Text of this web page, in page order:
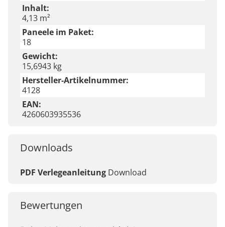
Inhalt:
4,13 m²
Paneele im Paket:
18
Gewicht:
15,6943 kg
Hersteller-Artikelnummer:
4128
EAN:
4260603935536
Downloads
PDF Verlegeanleitung Download
Bewertungen